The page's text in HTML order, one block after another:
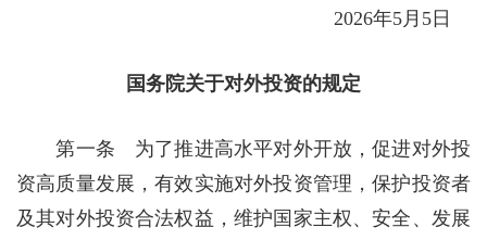
2026年5月5日
国务院关于对外投资的规定
第一条 为了推进高水平对外开放，促进对外投
资高质量发展，有效实施对外投资管理，保护投资者
及其对外投资合法权益，维护国家主权、安全、发展